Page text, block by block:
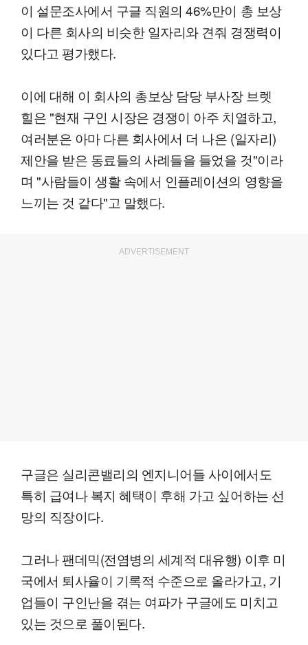
이 설문조사에서 구글 직원의 46%만이 총 보상
이 다른 회사의 비슷한 일자리와 견줘 경쟁력이
있다고 평가했다.
이에 대해 이 회사의 총보상 담당 부사장 브렛
힐은 "현재 구인 시장은 경쟁이 아주 치열하고,
여러분은 아마 다른 회사에서 더 나은 (일자리)
제안을 받은 동료들의 사례들을 들었을 것"이라
며 "사람들이 생활 속에서 인플레이션의 영향을
느끼는 것 같다"고 말했다.
ADVERTISEMENT
구글은 실리콘밸리의 엔지니어들 사이에서도
특히 급여나 복지 혜택이 후해 가고 싶어하는 선
망의 직장이다.
그러나 팬데믹(전염병의 세계적 대유행) 이후 미
국에서 퇴사율이 기록적 수준으로 올라가고, 기
업들이 구인난을 겪는 여파가 구글에도 미치고
있는 것으로 풀이된다.